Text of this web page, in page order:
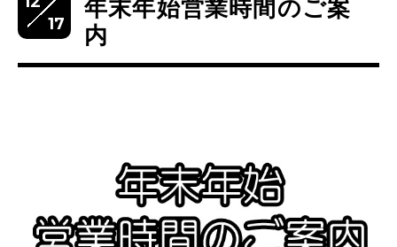
17
年末年始営業時間のご案
内